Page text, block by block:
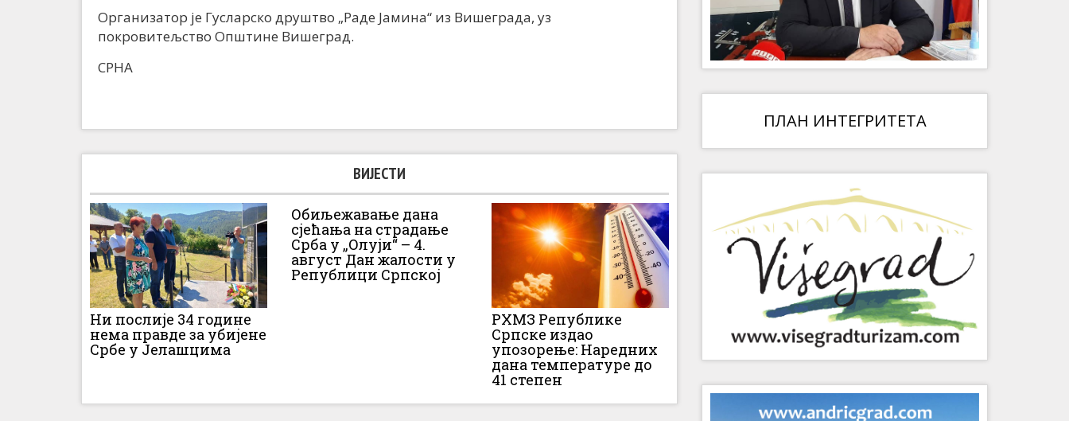
Организатор је Гусларско друштво „Раде Јамина“ из Вишеграда, уз
покровитељство Општине Вишеград.
СРНА
ВИЈЕСТИ
Ни послије 34 године
нема правде за убијене
Србе у Јелашцима
Обиљежавање дана
сјећања на страдање
Срба у „Олуји“ – 4.
август Дан жалости у
Републици Српској
РХМЗ Републике
Српске издао
упозорење: Наредних
дана температуре до
41 степен
ПЛАН ИНТЕГРИТЕТА